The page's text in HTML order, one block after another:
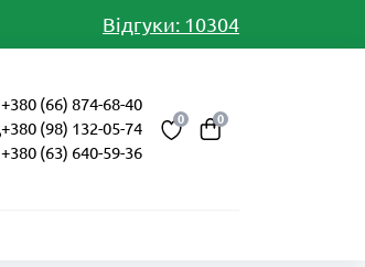
Відгуки: 10304
+380 (66) 874-68-40
+380 (98) 132-05-74
+380 (63) 640-59-36
0 0